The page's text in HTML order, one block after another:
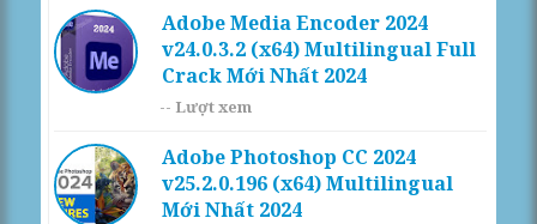
Adobe Media Encoder 2024
v24.0.3.2 (x64) Multilingual Full
Crack Mới Nhất 2024
-- Lượt xem
Adobe Photoshop CC 2024
v25.2.0.196 (x64) Multilingual
Mới Nhất 2024